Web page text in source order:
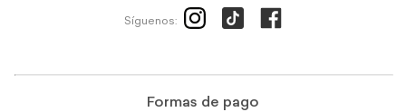
Síguenos:
Formas de pago